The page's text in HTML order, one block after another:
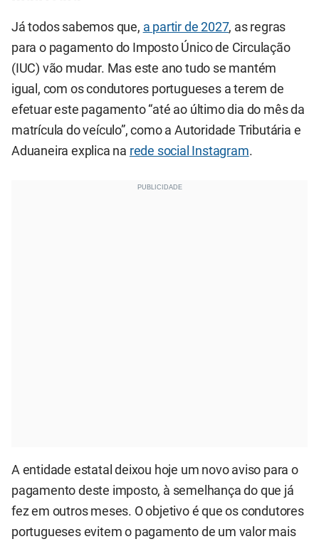
Já todos sabemos que, a partir de 2027, as regras
para o pagamento do Imposto Único de Circulação
(IUC) vão mudar. Mas este ano tudo se mantém
igual, com os condutores portugueses a terem de
efetuar este pagamento “até ao último dia do mês da
matrícula do veículo”, como a Autoridade Tributária e
Aduaneira explica na rede social Instagram.
A entidade estatal deixou hoje um novo aviso para o
pagamento deste imposto, à semelhança do que já
fez em outros meses. O objetivo é que os condutores
portugueses evitem o pagamento de um valor mais